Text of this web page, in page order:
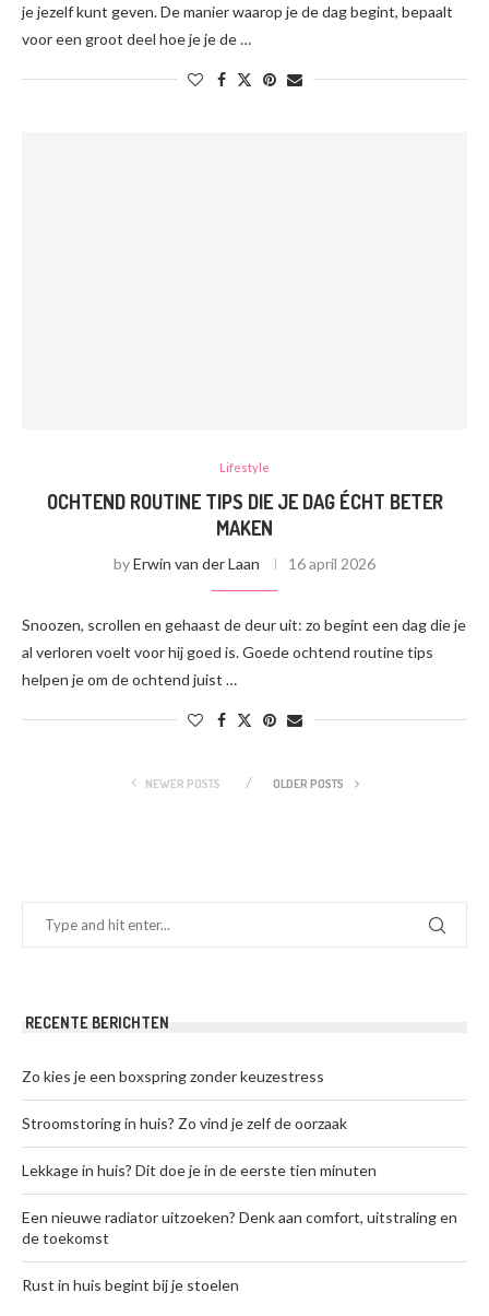
je jezelf kunt geven. De manier waarop je de dag begint, bepaalt
voor een groot deel hoe je je de …
Lifestyle
OCHTEND ROUTINE TIPS DIE JE DAG ÉCHT BETER
MAKEN
byErwin van der Laan 16 april 2026
Snoozen, scrollen en gehaast de deur uit: zo begint een dag die je
al verloren voelt voor hij goed is. Goede ochtend routine tips
helpen je om de ochtend juist …
NEWER POSTS OLDER POSTS
RECENTE BERICHTEN
Zo kies je een boxspring zonder keuzestress
Stroomstoring in huis? Zo vind je zelf de oorzaak
Lekkage in huis? Dit doe je in de eerste tien minuten
Een nieuwe radiator uitzoeken? Denk aan comfort, uitstraling en
de toekomst
Rust in huis begint bij je stoelen